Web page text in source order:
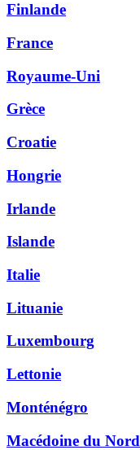
Finlande
France
Royaume-Uni
Grèce
Croatie
Hongrie
Irlande
Islande
Italie
Lituanie
Luxembourg
Lettonie
Monténégro
Macédoine du Nord